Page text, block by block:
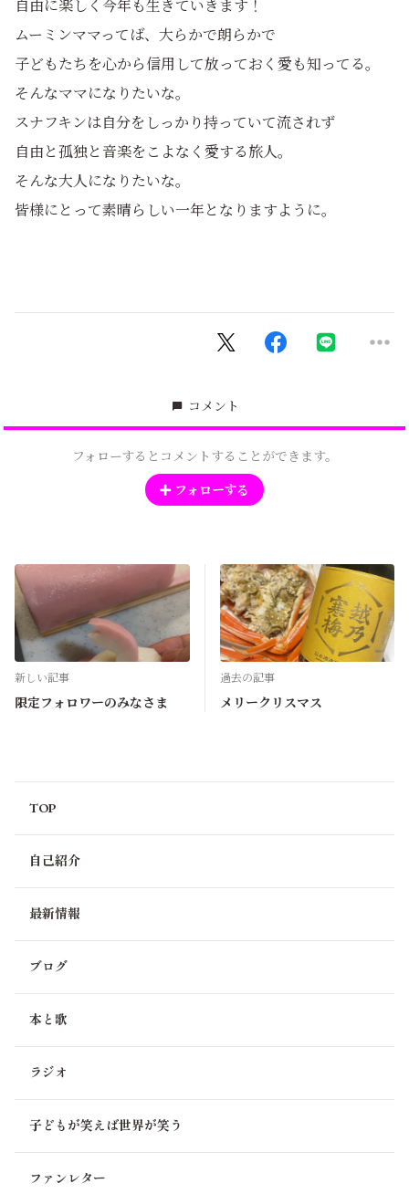
自由に楽しく今年も生きていきます！
ムーミンママってば、大らかで朗らかで
子どもたちを心から信用して放っておく愛も知ってる。
そんなママになりたいな。
スナフキンは自分をしっかり持っていて流されず
自由と孤独と音楽をこよなく愛する旅人。
そんな大人になりたいな。
皆様にとって素晴らしい一年となりますように。
コメント
フォローするとコメントすることができます。
フォローする
新しい記事
限定フォロワーのみなさま
過去の記事
メリークリスマス
TOP
自己紹介
最新情報
ブログ
本と歌
ラジオ
子どもが笑えば世界が笑う
ファンレター